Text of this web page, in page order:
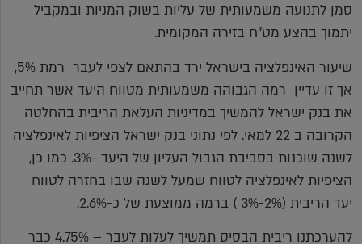
סמן לתנועה משמעותית של עליות בשוק המניות ובמקביל
יתמוך בהצע מט"ח בזירה המקומית.
שיעור האינפלציה בישראל ירד בהתאם לצפי לעבר רמת 5%,
אך זו עדיין רמה הגבוהה משמעותית מטווח היעד אשר תחייב
את בנק ישראל להמשיך במדיניות העלאת הריבית בהחלטה
הקרובה ב 22 למאי. לפי נתוני בנק ישראל הציפיות לאינפלציה
לשנה שוכנות בסביבת הגבול העליון של היעד -3%. כמו כן,
הציפיות לאינפלציה לטווח שמעל לשנה שבו בחזרה לטווח
יעד הריבית (2%-3% ) ברמה ממוצעת של כ-2.6%.
להערכתנו ריבית הבסיס תמשיך לעלות לעבר – 4.75% כבר